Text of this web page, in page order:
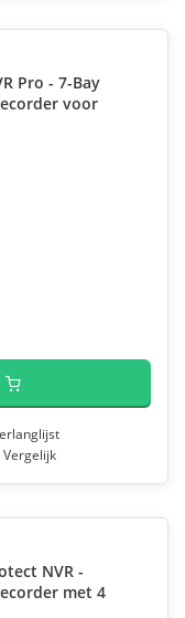
Pro - 7-Bay
voor
Vergelijk
NVR -
met 4